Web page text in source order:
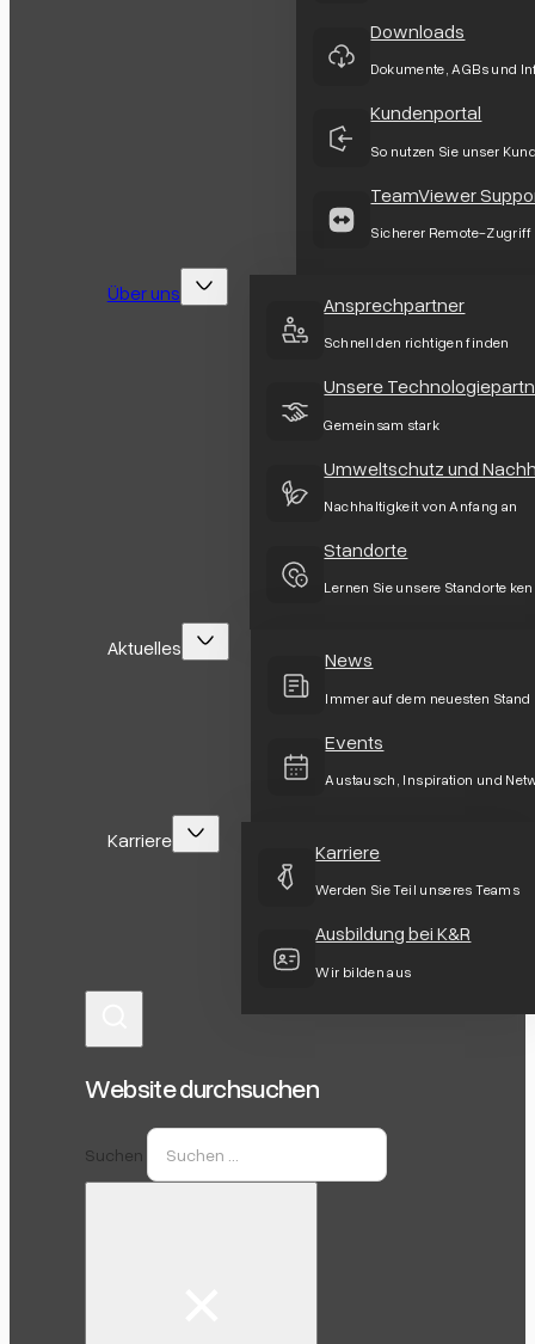
Downloads
Dokumente, AGBs und
Kundenportal
So nutzen Sie unser
TeamViewer
Sicherer Remote-Zugriff
Über uns Ansprechpartner
Schnell den richtigen finden
Unsere
Gemeinsam stark
Umweltschutz und
Nachhaltigkeit von Anfang an
Standorte
Lernen Sie unsere Standorte
Aktuelles News
Immer auf dem neuesten Stand
Events
Austausch, Inspiration und
Karriere Karriere
Werden Sie Teil unseres Teams
Ausbildung bei K&R
Wir bilden aus
Website durchsuchen
Suchen